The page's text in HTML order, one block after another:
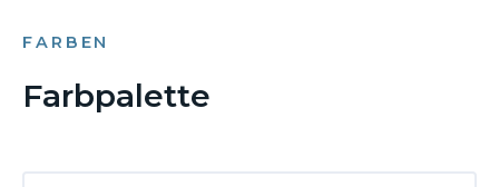
FARBEN
Farbpalette